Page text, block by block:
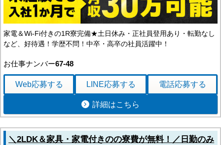
家電＆Wi-Fi付きの1R寮完備★土日休み・正社員登用あり・転勤なし
など、好待遇！学歴不問！中卒・高卒の社員活躍中！
お仕事ナンバー67-48
Web応募する LINE応募する 電話応募する
詳細はこちら
＼2LDK＆家具・家電付きのの寮費が無料！／日勤のみ